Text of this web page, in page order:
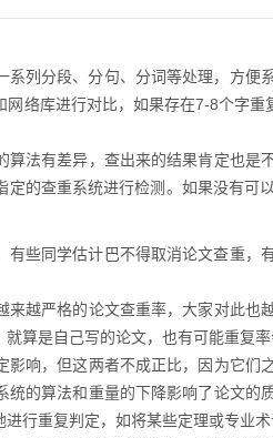
列分段、分句、分词等处理，方
络库进行对比，如果存在7-8个字
法有差异，查出来的结果肯定也
的查重系统进行检测。如果没有
些同学估计巴不得取消论文查重
越严格的论文查重率，大家对此
算是自己写的论文，也有可能重复率
响，但这两者不成正比，因为它
的算法和重量的下降影响了论文
行重复判定，如将某些定理或专业